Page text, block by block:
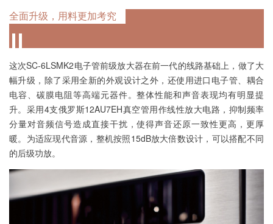
全面升级，用料更加考究
这次SC-6LSMK2电子管前级放大器在前一代的线路基础上，做了大
幅升级，除了采用全新的外观设计之外，还使用进口电子管、耦合
电容、碳膜电阻等高端元器件。整体性能和声音表现均有明显提
升。采用4支俄罗斯12AU7EH真空管用作线性放大电路，抑制频率
分量对音频信号造成直接干扰，使得声音还原一致性更高，更厚
暖。为适应现代音源，整机按照15dB放大倍数设计，可以搭配不同
的后级功放。